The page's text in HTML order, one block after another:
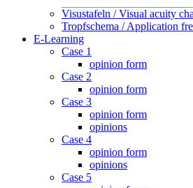
Visustafeln / Visual acuity
Tropfschema / Application
E-Learning
Case 1
opinion form
Case 2
opinion form
Case 3
opinion form
opinions
Case 4
opinion form
opinions
Case 5